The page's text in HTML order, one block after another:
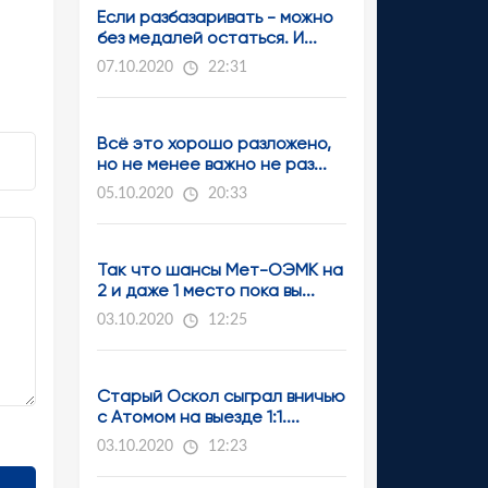
Если разбазаривать - можно
без медалей остаться. И...
07.10.2020 22:31
Всё это хорошо разложено,
но не менее важно не раз...
05.10.2020 20:33
Так что шансы Мет-ОЭМК на
2 и даже 1 место пока вы...
03.10.2020 12:25
Старый Оскол сыграл вничью
с Атомом на выезде 1:1....
03.10.2020 12:23